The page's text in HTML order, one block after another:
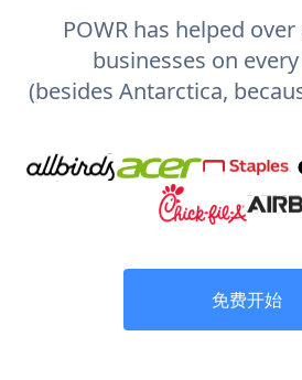
POWR has helped
businesses on
(besides Antarctica,
免费开始